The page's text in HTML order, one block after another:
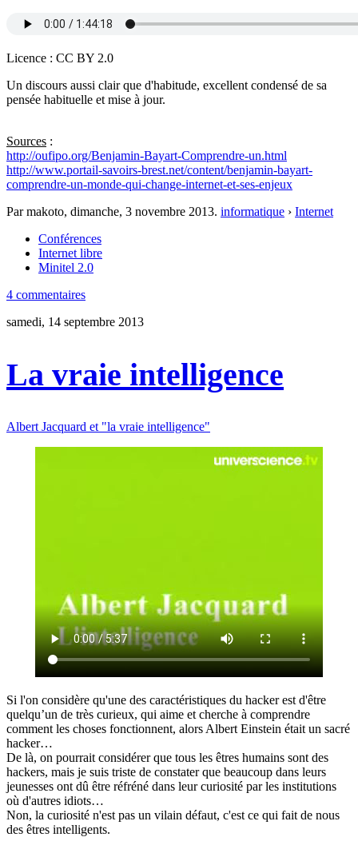
Licence : CC BY 2.0
Un discours aussi clair que d'habitude, excellent condensé de sa
pensée habituelle et mise à jour.
Sources :
http://oufipo.org/Benjamin-Bayart-Comprendre-un.html
http://www.portail-savoirs-brest.net/content/benjamin-bayart-
comprendre-un-monde-qui-change-internet-et-ses-enjeux
Par makoto, dimanche, 3 novembre 2013. informatique › Internet
Conférences
Internet libre
Minitel 2.0
4 commentaires
samedi, 14 septembre 2013
La vraie intelligence
Albert Jacquard et "la vraie intelligence"
Si l'on considère qu'une des caractéristiques du hacker est d'être
quelqu’un de très curieux, qui aime et cherche à comprendre
comment les choses fonctionnent, alors Albert Einstein était un sacré
hacker…
De là, on pourrait considérer que tous les êtres humains sont des
hackers, mais je suis triste de constater que beaucoup dans leurs
jeunesses ont dû être réfréné dans leur curiosité par les institutions
où d'autres idiots…
Non, la curiosité n'est pas un vilain défaut, c'est ce qui fait de nous
des êtres intelligents.